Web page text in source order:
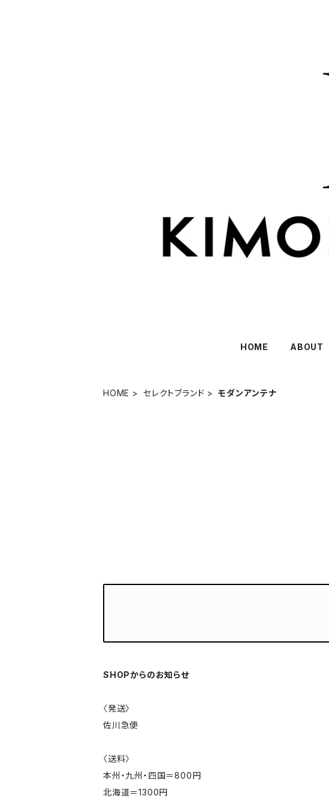
HOME ABOUT
HOME セレクトブランド モダンアンテナ
SHOPからのお知らせ
〈発送〉
佐川急便
〈送料〉
本州・九州・四国＝800円
北海道＝1300円